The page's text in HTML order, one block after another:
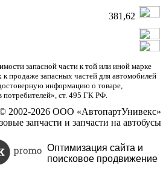
381,62
запасной части к той или иной марке
продаже запасных частей для автомобилей
информацию о товаре,
ст. 495 ГК РФ.
2002-2026 ООО «АвтопартУнивекс»
запчасти и запчасти на автобусы
Оптимизация сайта и
поисковое продвижение